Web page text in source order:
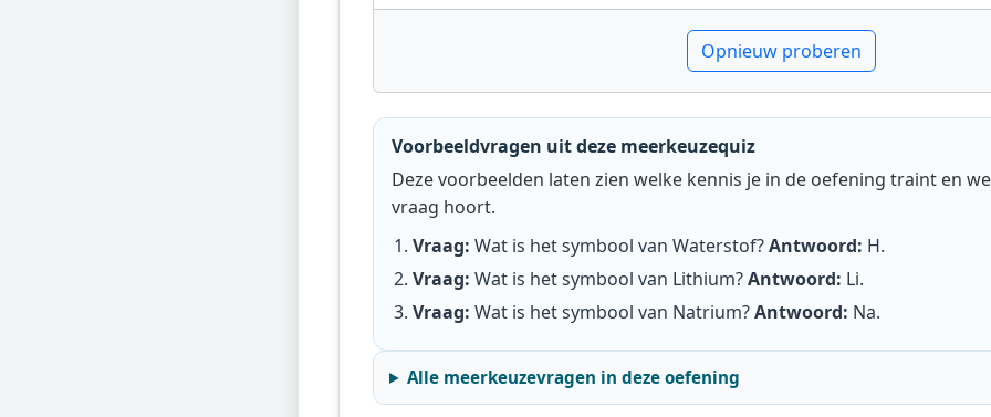
Opnieuw proberen
Voorbeeldvragen uit deze meerkeuzequiz
Deze voorbeelden laten zien welke kennis je in de oefening traint en
vraag hoort.
Vraag: Wat is het symbool van Waterstof?Antwoord: H.
Vraag: Wat is het symbool van Lithium?Antwoord: Li.
Vraag: Wat is het symbool van Natrium?Antwoord: Na.
Alle meerkeuzevragen in deze oefening